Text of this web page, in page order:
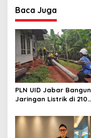
Baca Juga
PLN UID Jabar Bangun
Jaringan Listrik di 210